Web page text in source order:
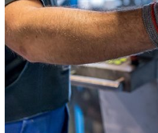
Ingresa tu Curriculum